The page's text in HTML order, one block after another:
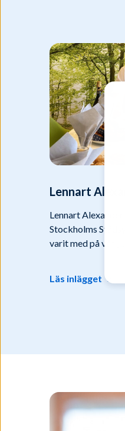
Lennart
Lennart
Stockholms
varit med på vår [...]
Läs inlägget